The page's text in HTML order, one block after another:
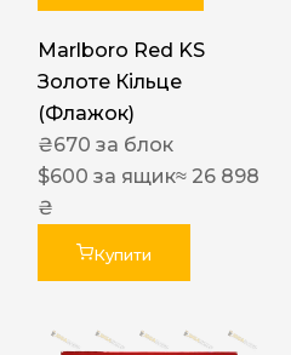
Marlboro Red KS
Золоте Кільце
(Флажок)
₴670 за блок
$600 за ящик≈ 26 898
₴
Купити